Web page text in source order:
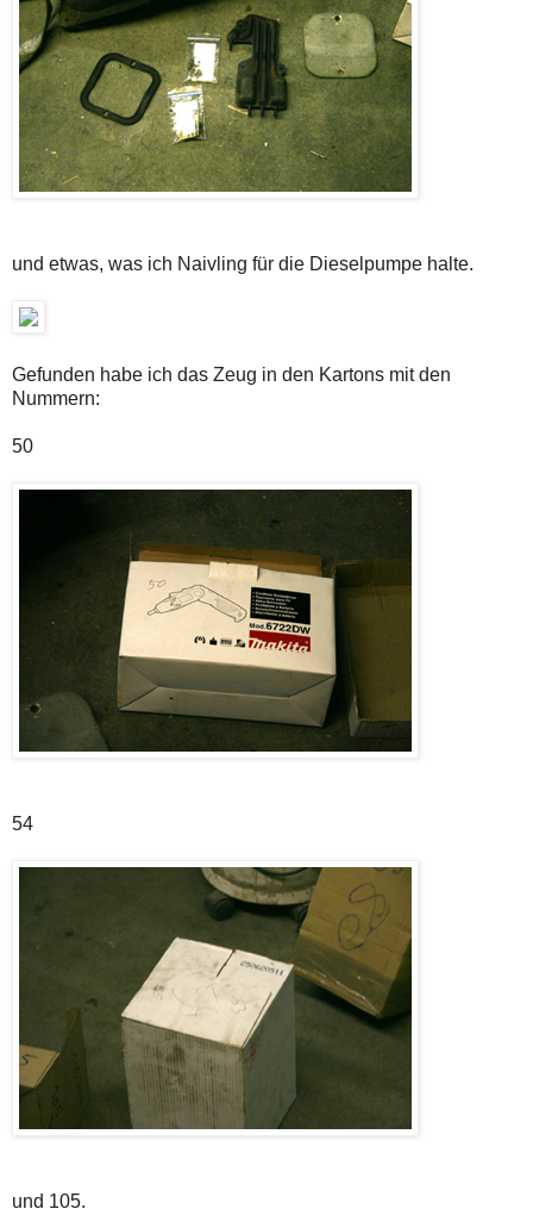
und etwas, was ich Naivling für die Dieselpumpe halte.
Gefunden habe ich das Zeug in den Kartons mit den
Nummern:
50
54
und 105.